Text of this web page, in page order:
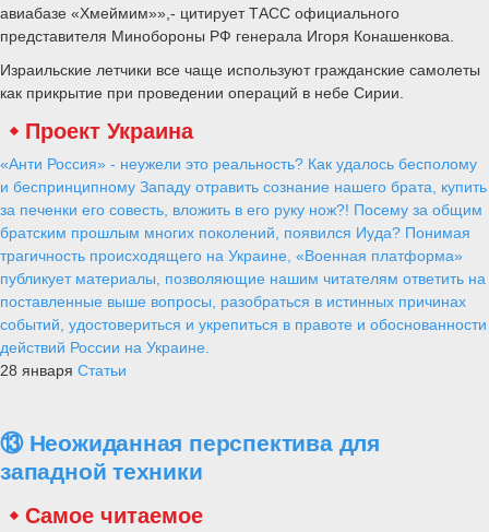
авиабазе «Хмеймим»»,- цитирует ТАСС официального
представителя Минобороны РФ генерала Игоря Конашенкова.
Израильские летчики все чаще используют гражданские самолеты
как прикрытие при проведении операций в небе Сирии.
Проект Украина
«Анти Россия» - неужели это реальность? Как удалось бесполому
и беспринципному Западу отравить сознание нашего брата, купить
за печенки его совесть, вложить в его руку нож?! Посему за общим
братским прошлым многих поколений, появился Иуда? Понимая
трагичность происходящего на Украине, «Военная платформа»
публикует материалы, позволяющие нашим читателям ответить на
поставленные выше вопросы, разобраться в истинных причинах
событий, удостовериться и укрепиться в правоте и обоснованности
действий России на Украине.
28 января Статьи
⑬ Неожиданная перспектива для
западной техники
Самое читаемое